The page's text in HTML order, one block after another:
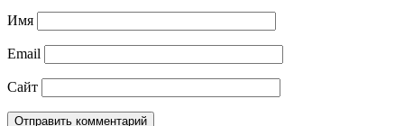
Имя
Email
Сайт